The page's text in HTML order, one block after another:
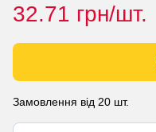
32.71 грн/шт.
Замовлення від 20 шт.